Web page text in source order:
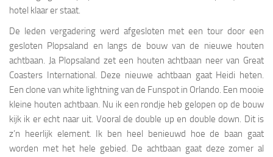
hotel klaar er staat.
De leden vergadering werd afgesloten met een tour door een
gesloten Plopsaland en langs de bouw van de nieuwe houten
achtbaan. Ja Plopsaland zet een houten achtbaan neer van Great
Coasters International. Deze nieuwe achtbaan gaat Heidi heten.
Een clone van white lightning van de Funspot in Orlando. Een mooie
kleine houten achtbaan. Nu ik een rondje heb gelopen op de bouw
kijk ik er echt naar uit. Vooral de double up en double down. Dit is
z’n heerlijk element. Ik ben heel benieuwd hoe de baan gaat
worden met het hele gebied. De achtbaan gaat deze zomer al